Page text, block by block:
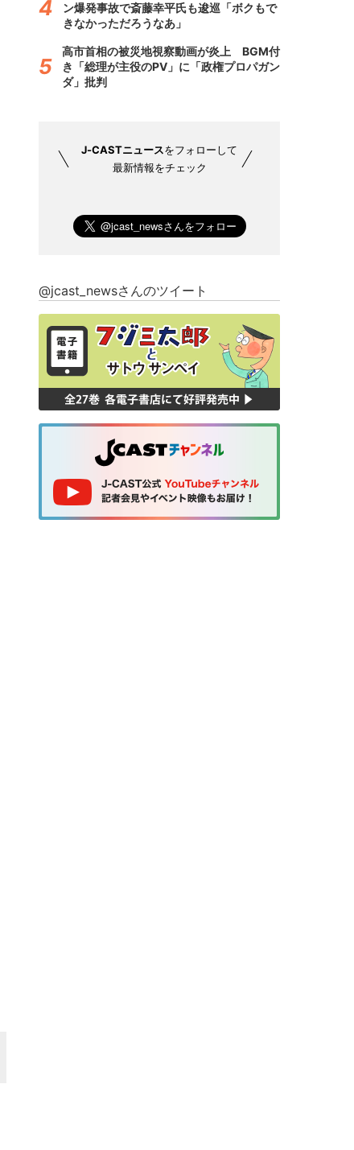
ン爆発事故で斎藤幸平氏も逡巡「ボクもで
きなかっただろうなあ」
高市首相の被災地視察動画が炎上 BGM付
き「総理が主役のPV」に「政権プロパガン
ダ」批判
J-CASTニュースをフォローして
最新情報をチェック
@jcast_newsさんのツイート